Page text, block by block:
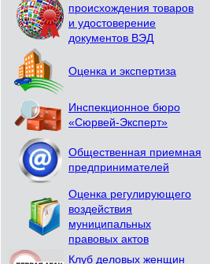
происхождения товаров
и удостоверение
документов ВЭД
Оценка и экспертиза
Инспекционное бюро
«Сюрвей-Эксперт»
Общественная приемная
предпринимателей
Оценка регулирующего
воздействия
муниципальных
правовых актов
Клуб деловых женщин